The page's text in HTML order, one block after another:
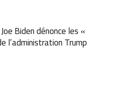
Biden dénonce les «
l’administration Trump